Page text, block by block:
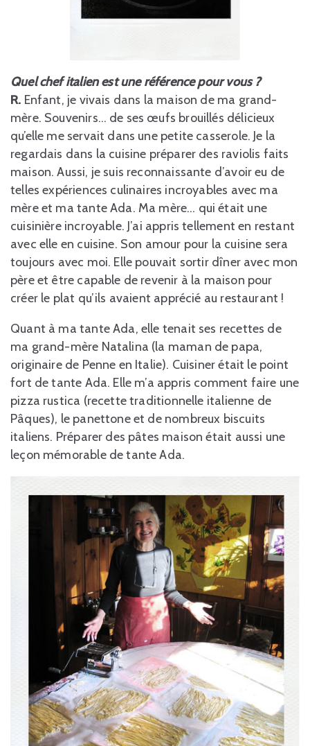
Quel chef italien est une référence pour vous ?
R. Enfant, je vivais dans la maison de ma grand-
mère. Souvenirs… de ses œufs brouillés délicieux
qu’elle me servait dans une petite casserole. Je la
regardais dans la cuisine préparer des raviolis faits
maison. Aussi, je suis reconnaissante d’avoir eu de
telles expériences culinaires incroyables avec ma
mère et ma tante Ada. Ma mère… qui était une
cuisinière incroyable. J’ai appris tellement en restant
avec elle en cuisine. Son amour pour la cuisine sera
toujours avec moi. Elle pouvait sortir dîner avec mon
père et être capable de revenir à la maison pour
créer le plat qu’ils avaient apprécié au restaurant !
Quant à ma tante Ada, elle tenait ses recettes de
ma grand-mère Natalina (la maman de papa,
originaire de Penne en Italie). Cuisiner était le point
fort de tante Ada. Elle m’a appris comment faire une
pizza rustica (recette traditionnelle italienne de
Pâques), le panettone et de nombreux biscuits
italiens. Préparer des pâtes maison était aussi une
leçon mémorable de tante Ada.